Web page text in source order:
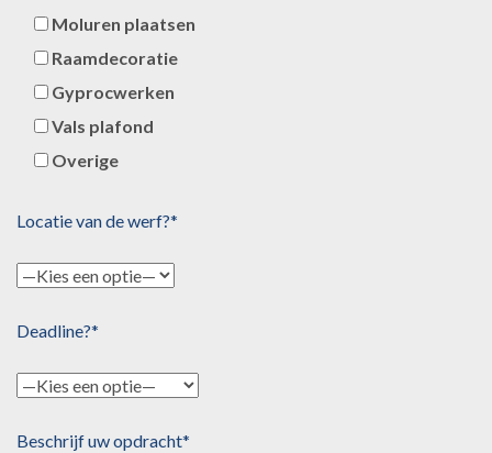
Moluren plaatsen
Raamdecoratie
Gyprocwerken
Vals plafond
Overige
Locatie van de werf?*
Deadline?*
Beschrijf uw opdracht*